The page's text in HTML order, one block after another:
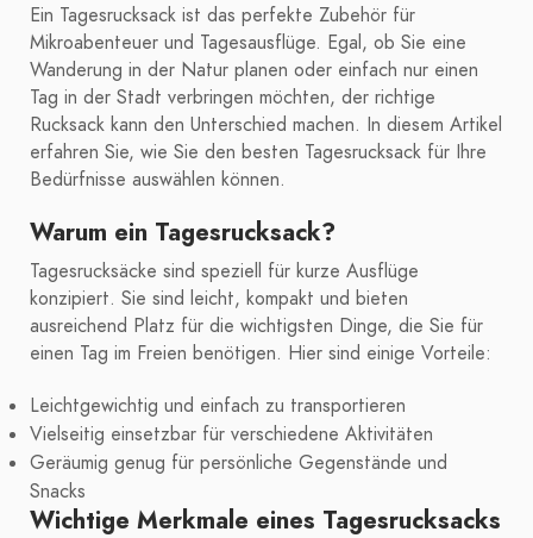
Ein Tagesrucksack ist das perfekte Zubehör für
Mikroabenteuer und Tagesausflüge. Egal, ob Sie eine
Wanderung in der Natur planen oder einfach nur einen
Tag in der Stadt verbringen möchten, der richtige
Rucksack kann den Unterschied machen. In diesem Artikel
erfahren Sie, wie Sie den besten Tagesrucksack für Ihre
Bedürfnisse auswählen können.
Warum ein Tagesrucksack?
Tagesrucksäcke sind speziell für kurze Ausflüge
konzipiert. Sie sind leicht, kompakt und bieten
ausreichend Platz für die wichtigsten Dinge, die Sie für
einen Tag im Freien benötigen. Hier sind einige Vorteile:
Leichtgewichtig und einfach zu transportieren
Vielseitig einsetzbar für verschiedene Aktivitäten
Geräumig genug für persönliche Gegenstände und
Snacks
Wichtige Merkmale eines Tagesrucksacks